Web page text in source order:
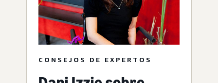
CONSEJOS DE EXPERTOS